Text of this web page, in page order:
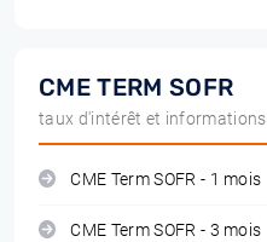
CME TERM SOFR
taux d'intérêt et informations
CME Term SOFR - 1 mois
CME Term SOFR - 3 mois